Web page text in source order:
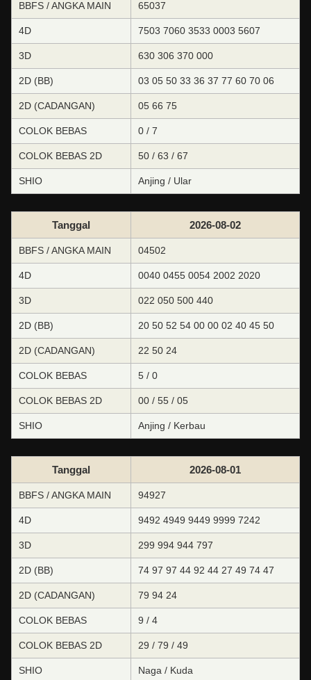
BBFS / ANGKA MAIN 65037
4D 7503 7060 3533 0003 5607
3D 630 306 370 000
2D (BB) 03 05 50 33 36 37 77 60 70 06
2D (CADANGAN) 05 66 75
COLOK BEBAS 0 / 7
COLOK BEBAS 2D 50 / 63 / 67
SHIO Anjing / Ular
Tanggal 2026-08-02
BBFS / ANGKA MAIN 04502
4D 0040 0455 0054 2002 2020
3D 022 050 500 440
2D (BB) 20 50 52 54 00 00 02 40 45 50
2D (CADANGAN) 22 50 24
COLOK BEBAS 5 / 0
COLOK BEBAS 2D 00 / 55 / 05
SHIO Anjing / Kerbau
Tanggal 2026-08-01
BBFS / ANGKA MAIN 94927
4D 9492 4949 9449 9999 7242
3D 299 994 944 797
2D (BB) 74 97 97 44 92 44 27 49 74 47
2D (CADANGAN) 79 94 24
COLOK BEBAS 9 / 4
COLOK BEBAS 2D 29 / 79 / 49
SHIO Naga / Kuda